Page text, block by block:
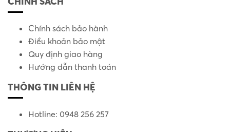
Chính sách bảo hành
Điều khoản bảo mật
Quy định giao hàng
Hướng dẫn thanh toán
THÔNG TIN LIÊN HỆ
Hotline: 0948 256 257